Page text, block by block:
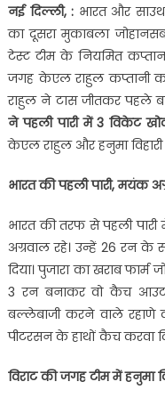
नई दिल्ली, : भारत और
का दूसरा मुकाबला
टेस्ट टीम के नियमित
जगह केएल राहुल कप्तानी
राहुल ने टास जीतकर पहले
ने पहली पारी में 3 विकेट
केएल राहुल और हनुमा
भारत की पहली पारी, मयंक
भारत की तरफ से पहली
अग्रवाल रहे। उन्हें 26 रन
दिया। पुजारा का खराब फार्म
3 रन बनाकर वो कैच आउट
बल्लेबाजी करने वाले रहाणे
पीटरसन के हाथों कैच करवा
विराट की जगह टीम में हनुमा